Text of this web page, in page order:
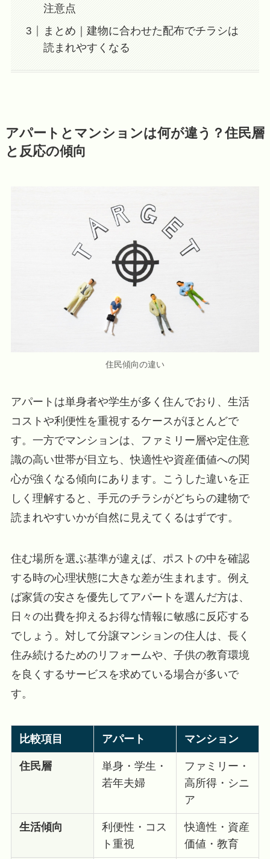
注意点
まとめ｜建物に合わせた配布でチラシは
読まれやすくなる
アパートとマンションは何が違う？住民層
と反応の傾向
住民傾向の違い
アパートは単身者や学生が多く住んでおり、生活
コストや利便性を重視するケースがほとんどで
す。一方でマンションは、ファミリー層や定住意
識の高い世帯が目立ち、快適性や資産価値への関
心が強くなる傾向にあります。こうした違いを正
しく理解すると、手元のチラシがどちらの建物で
読まれやすいかが自然に見えてくるはずです。
住む場所を選ぶ基準が違えば、ポストの中を確認
する時の心理状態に大きな差が生まれます。例え
ば家賃の安さを優先してアパートを選んだ方は、
日々の出費を抑えるお得な情報に敏感に反応する
でしょう。対して分譲マンションの住人は、長く
住み続けるためのリフォームや、子供の教育環境
を良くするサービスを求めている場合が多いで
す。
比較項目 アパート マンション
住民層
単身・学生・
若年夫婦
ファミリー・
高所得・シニ
ア
生活傾向
利便性・コス
ト重視
快適性・資産
価値・教育